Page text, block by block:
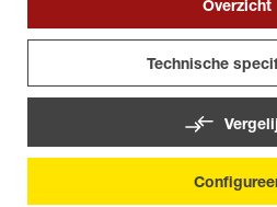
Overzicht
Technische